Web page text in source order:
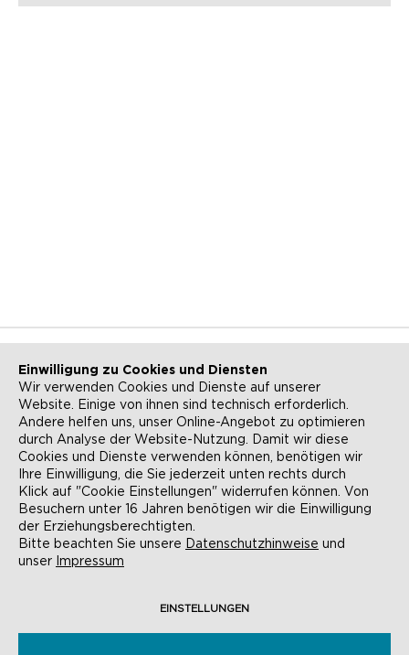
NEWSLETTER KONTAKT
ANFAHRT BARRIEREFREIHEIT
SUCHE AGB
DATENSCHUTZ
COOKIE-EINSTELLUNGEN
Einwilligung zu Cookies und Diensten
Wir verwenden Cookies und Dienste auf unserer
Website. Einige von ihnen sind technisch erforderlich.
Andere helfen uns, unser Online-Angebot zu optimieren
durch Analyse der Website-Nutzung. Damit wir diese
Cookies und Dienste verwenden können, benötigen wir
Ihre Einwilligung, die Sie jederzeit unten rechts durch
Klick auf "Cookie Einstellungen" widerrufen können. Von
Besuchern unter 16 Jahren benötigen wir die Einwilligung
der Erziehungsberechtigten.
Bitte beachten Sie unsere Datenschutzhinweise und
unser Impressum
EINSTELLUNGEN